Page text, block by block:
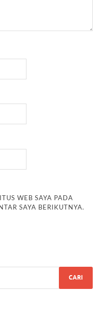
WEB SAYA PADA
SAYA BERIKUTNYA.